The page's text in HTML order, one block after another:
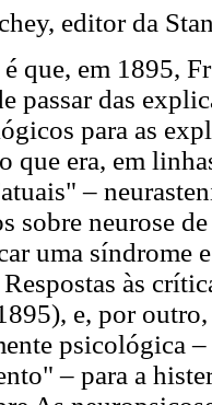
editor da
que, em 1895,
passar das
para as
que era, em
–
sobre neurose
uma síndrome
às
e, por
psicológica
– para a